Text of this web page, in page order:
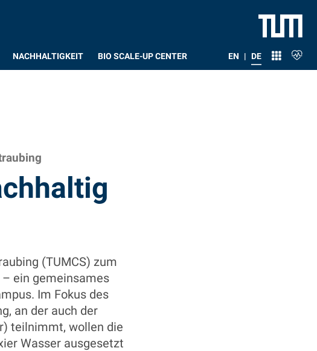
NACHHALTIGKEIT BIO SCALE-UP CENTER EN | DE
(TUMCS) zum
ein gemeinsames
Im Fokus des
an der auch der
teilnimmt, wollen die
Wasser ausgesetzt